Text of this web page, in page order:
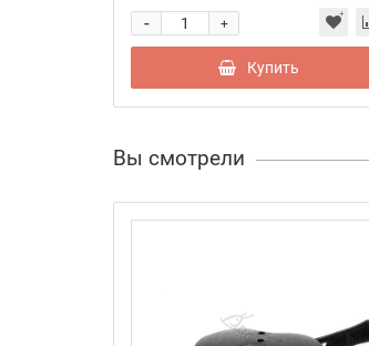
+
-
Купить
Вы смотрели